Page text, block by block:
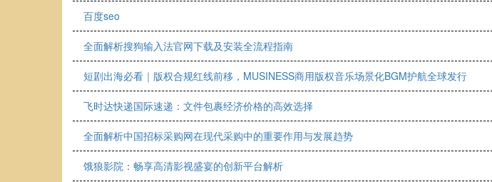
百度seo
全面解析搜狗输入法官网下载及安装全流程指南
短剧出海必看｜版权合规红线前移，MUSINESS商用版权音乐场景化BGM护航全球发行
飞时达快递国际速递：文件包裹经济价格的高效选择
全面解析中国招标采购网在现代采购中的重要作用与发展趋势
饿狼影院：畅享高清影视盛宴的创新平台解析